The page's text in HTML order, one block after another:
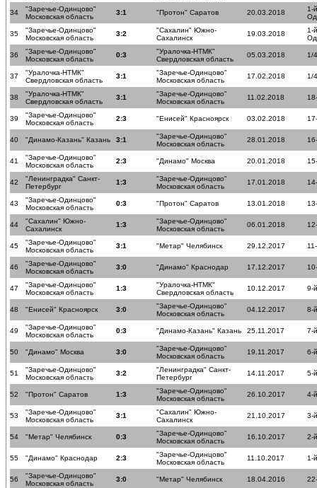
34
"Заречье-Одинцово"
Московская область
3:1 "Протон" Саратов 20.03.2018
1-
35
"Заречье-Одинцово"
Московская область
3:2
"Сахалин" Южно-
Сахалинск
19.03.2018
1-
36
"Заречье-Одинцово"
Московская область
0:3
"Уралочка-НТМК"
Свердловская область
05.03.2018 1/
37
"Уралочка-НТМК"
Свердловская область
3:1
"Заречье-Одинцово"
Московская область
17.02.2018 1/
38
"Уралочка-НТМК"
Свердловская область
3:1
"Заречье-Одинцово"
Московская область
11.02.2018
39
"Заречье-Одинцово"
Московская область
2:3 "Енисей" Красноярск 03.02.2018
40 "Динамо-Казань" Казань 3:1
"Заречье-Одинцово"
Московская область
28.01.2018
41
"Заречье-Одинцово"
Московская область
2:3 "Динамо" Москва 20.01.2018
42
"Ленинградка" Санкт-
Петербург
1:3
"Заречье-Одинцово"
Московская область
17.01.2018
43
"Заречье-Одинцово"
Московская область
0:3 "Протон" Саратов 13.01.2018
44
"Сахалин" Южно-
Сахалинск
1:3
"Заречье-Одинцово"
Московская область
06.01.2018
45
"Заречье-Одинцово"
Московская область
3:1 "Метар" Челябинск 29.12.2017
46
"Заречье-Одинцово"
Московская область
3:0 "Динамо" Краснодар 17.12.2017
47
"Заречье-Одинцово"
Московская область
1:3
"Уралочка-НТМК"
Свердловская область
10.12.2017 9-
48 "Енисей" Красноярск 3:0
"Заречье-Одинцово"
Московская область
04.12.2017 8-
49
"Заречье-Одинцово"
Московская область
0:3 "Динамо-Казань" Казань 25.11.2017 7-
50 "Динамо" Москва 3:0
"Заречье-Одинцово"
Московская область
19.11.2017 6-
51
"Заречье-Одинцово"
Московская область
3:2
"Ленинградка" Санкт-
Петербург
14.11.2017 5-
52 "Протон" Саратов 1:3
"Заречье-Одинцово"
Московская область
26.10.2017 4-
53
"Заречье-Одинцово"
Московская область
3:1
"Сахалин" Южно-
Сахалинск
21.10.2017 3-
54 "Метар" Челябинск 0:3
"Заречье-Одинцово"
Московская область
16.10.2017 2-
55 "Динамо" Краснодар 2:3
"Заречье-Одинцово"
Московская область
11.10.2017 1-
56
"Заречье-Одинцово"
Московская область
3:0 "Метар" Челябинск 18.04.2016